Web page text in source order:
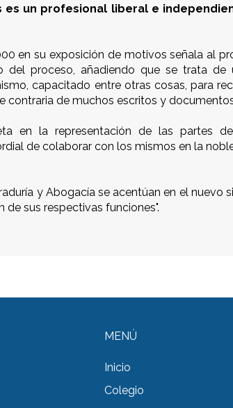
es un profesional liberal e
en su exposición de motivos señala al
del proceso, añadiendo que se trata de
capacitado entre otras cosas, para
contraria de muchos escritos y
en la representación de las partes
de colaborar con los mismos en la
y Abogacía se acentúan en el nuevo
sus respectivas funciones".
MENÚ
Inicio
Colegio